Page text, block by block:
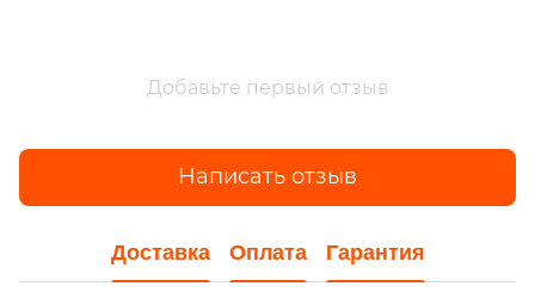
Добавьте первый отзыв
Написать отзыв
Доставка Оплата Гарантия